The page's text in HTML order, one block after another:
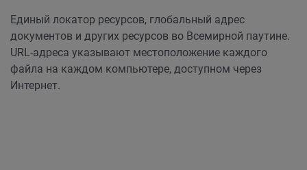
Единый локатор ресурсов, глобальный адрес
документов и других ресурсов во Всемирной паутине.
URL-адреса указывают местоположение каждого
файла на каждом компьютере, доступном через
Интернет.